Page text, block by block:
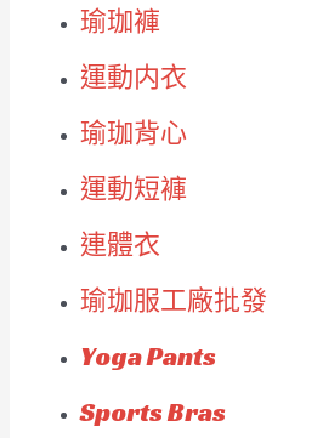
瑜珈褲
運動内衣
瑜珈背心
運動短褲
連體衣
瑜珈服工廠批發
Yoga Pants
Sports Bras